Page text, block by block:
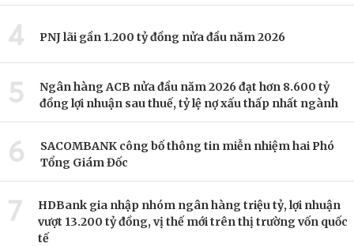
4 PNJ lãi gần 1.200 tỷ đồng nửa đầu năm 2026
5
Ngân hàng ACB nửa đầu năm 2026 đạt hơn 8.600 tỷ
đồng lợi nhuận sau thuế, tỷ lệ nợ xấu thấp nhất ngành
6
SACOMBANK công bố thông tin miễn nhiệm hai Phó
Tổng Giám Đốc
7
HDBank gia nhập nhóm ngân hàng triệu tỷ, lợi nhuận
vượt 13.200 tỷ đồng, vị thế mới trên thị trường vốn quốc
tế